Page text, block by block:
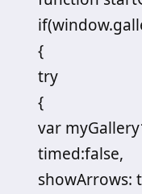
{
try
{
var
timed:false,
showArrows: